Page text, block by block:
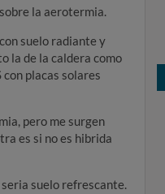
la aerotermia.
suelo radiante y
la de la caldera como
placas solares
pero me surgen
es si no es hibrida
suelo refrescante.